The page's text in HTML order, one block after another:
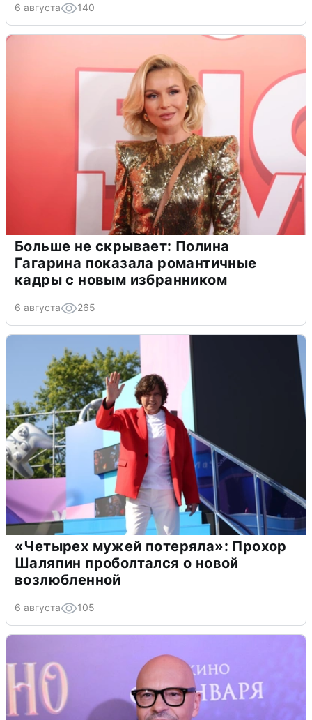
6 августа 140
Больше не скрывает: Полина
Гагарина показала романтичные
кадры с новым избранником
6 августа 265
«Четырех мужей потеряла»: Прохор
Шаляпин проболтался о новой
возлюбленной
6 августа 105